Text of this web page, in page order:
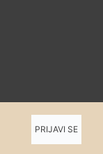
PRIJAVI SE